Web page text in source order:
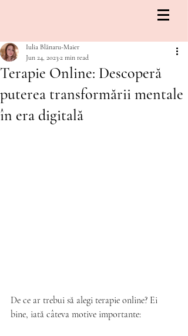
Terapie Online: Descoperă
puterea transformării mentale
în era digitală
Iulia Blănaru-Maier
Jun 24, 2023 2 min read
De ce ar trebui să alegi terapie online? Ei
bine, iată câteva motive importante: